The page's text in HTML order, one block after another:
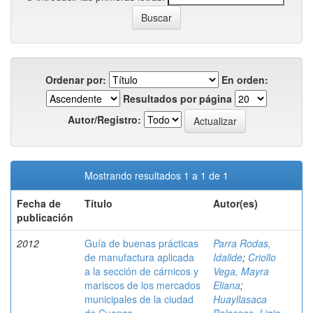
Ordenar por:
En orden:
Resultados por página
Autor/Registro:
Mostrando resultados 1 a 1 de 1
Fecha de
publicación
Título Autor(es)
2012
Guía de buenas prácticas
de manufactura aplicada
a la sección de cárnicos y
mariscos de los mercados
municipales de la ciudad
Parra Rodas,
Idalide; Criollo
Vega, Mayra
Eliana;
Huayllasaca